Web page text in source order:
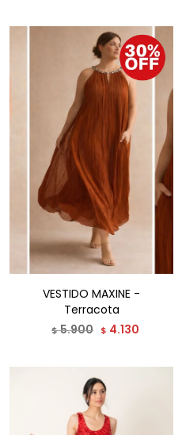
VESTIDO MAXINE -
Terracota
$5.900 $ 4.130